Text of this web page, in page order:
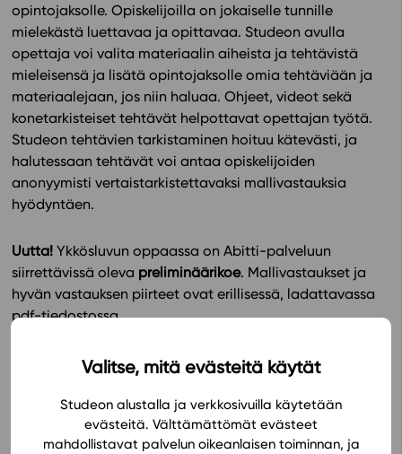
Valitse, mitä evästeitä käytät
Studeon alustalla ja verkkosivuilla käytetään
evästeitä. Välttämättömät evästeet
mahdollistavat palvelun oikeanlaisen toiminnan, ja
opintojaksolle. Opiskelijoilla on jokaiselle tunnille
mielekästä luettavaa ja opittavaa. Studeon avulla
opettaja voi valita materiaalin aiheista ja tehtävistä
mieleisensä ja lisätä opintojaksolle omia tehtäviään ja
materiaalejaan, jos niin haluaa. Ohjeet, videot sekä
konetarkisteiset tehtävät helpottavat opettajan työtä.
Studeon tehtävien tarkistaminen hoituu kätevästi, ja
halutessaan tehtävät voi antaa opiskelijoiden
anonyymistivertaistarkistettavaksi mallivastauksia
hyödyntäen.
Uutta! Ykkösluvun oppaassa on Abitti-palveluun
siirrettävissä oleva preliminäärikoe. Mallivastaukset ja
hyvän vastauksen piirteet ovat erillisessä, ladattavassa
pdf-tiedostossa.
Preliminäärikoe mallivastauksineen on myös
Avaa oppimateriaali Studeon alustalla